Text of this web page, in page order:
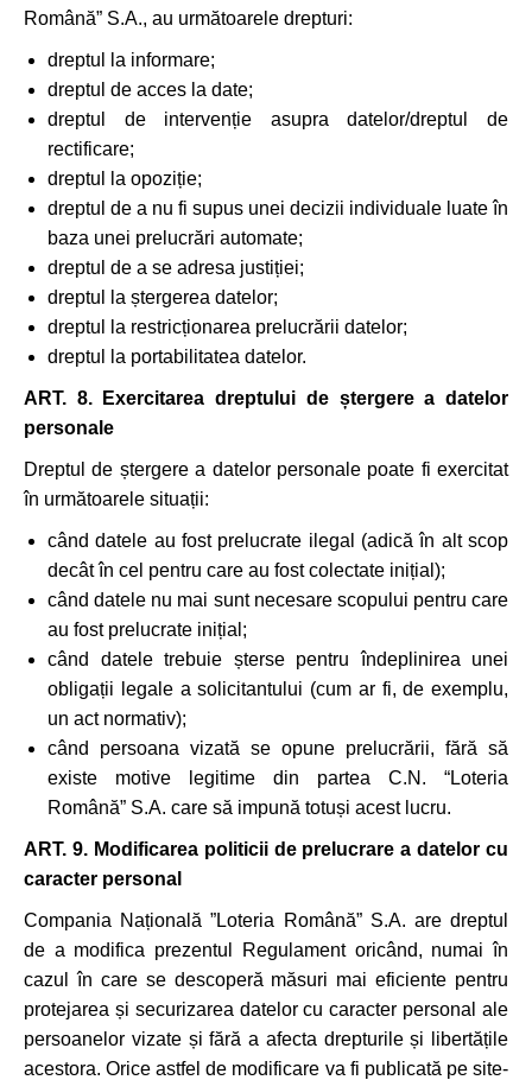
Română” S.A., au următoarele drepturi:
dreptul la informare;
dreptul de acces la date;
dreptul de intervenție asupra datelor/dreptul de
rectificare;
dreptul la opoziție;
dreptul de a nu fi supus unei decizii individuale luate în
baza unei prelucrări automate;
dreptul de a se adresa justiției;
dreptul la ștergerea datelor;
dreptul la restricționarea prelucrării datelor;
dreptul la portabilitatea datelor.
ART. 8. Exercitarea dreptului de ștergere a datelor
personale
Dreptul de ștergere a datelor personale poate fi exercitat
în următoarele situații:
când datele au fost prelucrate ilegal (adică în alt scop
decât în cel pentru care au fost colectate inițial);
când datele nu mai sunt necesare scopului pentru care
au fost prelucrate inițial;
când datele trebuie șterse pentru îndeplinirea unei
obligații legale a solicitantului (cum ar fi, de exemplu,
un act normativ);
când persoana vizată se opune prelucrării, fără să
existe motive legitime din partea C.N. “Loteria
Română” S.A. care să impună totuși acest lucru.
ART. 9. Modificarea politicii de prelucrare a datelor cu
caracter personal
Compania Națională ”Loteria Română” S.A. are dreptul
de a modifica prezentul Regulament oricând, numai în
cazul în care se descoperă măsuri mai eficiente pentru
protejarea și securizarea datelor cu caracter personal ale
persoanelor vizate și fără a afecta drepturile și libertățile
acestora. Orice astfel de modificare va fi publicată pe site-